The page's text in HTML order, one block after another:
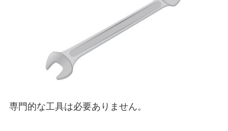
専門的な工具は必要ありません。